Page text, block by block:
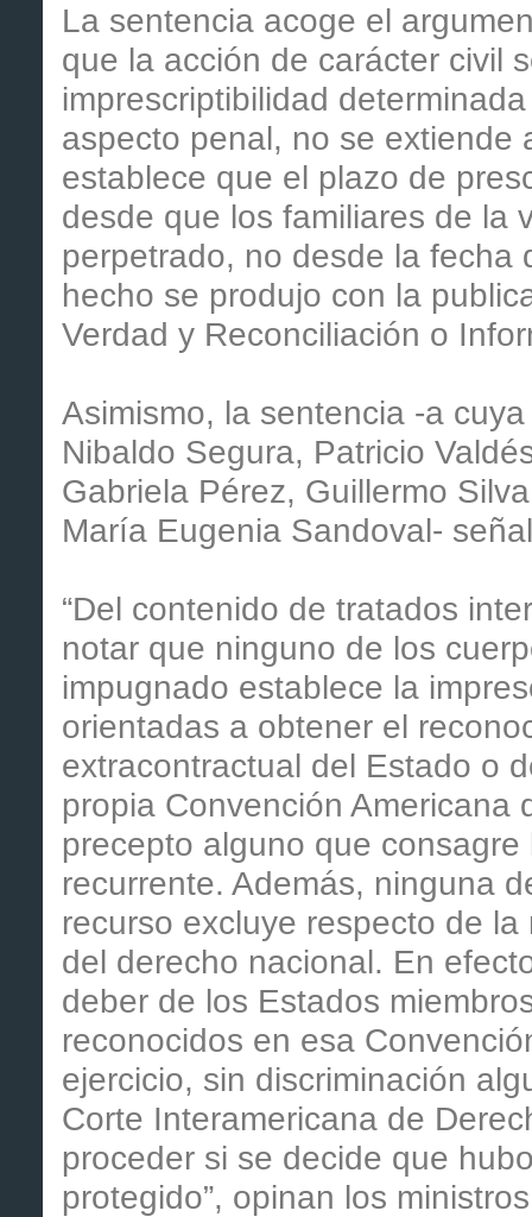
La sentencia acoge el
que la acción de carácter civil
imprescriptibilidad
aspecto penal, no se extiende
establece que el plazo de
desde que los familiares de la
perpetrado, no desde la fecha
hecho se produjo con la
Verdad y Reconciliación o
Asimismo, la sentencia -a
Nibaldo Segura, Patricio
Gabriela Pérez, Guillermo
María Eugenia Sandoval-
“Del contenido de tratados
notar que ninguno de los
impugnado establece la
orientadas a obtener el
extracontractual del Estado o
propia Convención Americana
precepto alguno que
recurrente. Además, ninguna
recurso excluye respecto de
del derecho nacional. En
deber de los Estados
reconocidos en esa
ejercicio, sin discriminación
Corte Interamericana de
proceder si se decide que
protegido”, opinan los